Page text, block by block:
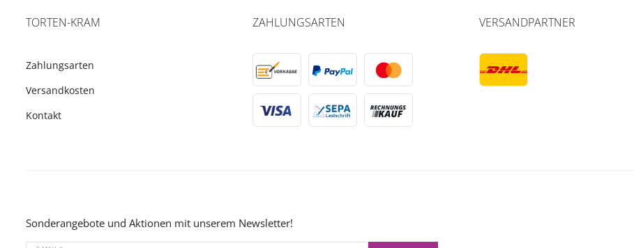
TORTEN-KRAM
Zahlungsarten
Versandkosten
Kontakt
ZAHLUNGSARTEN VERSANDPARTNER
Sonderangebote und Aktionen mit unserem Newsletter!